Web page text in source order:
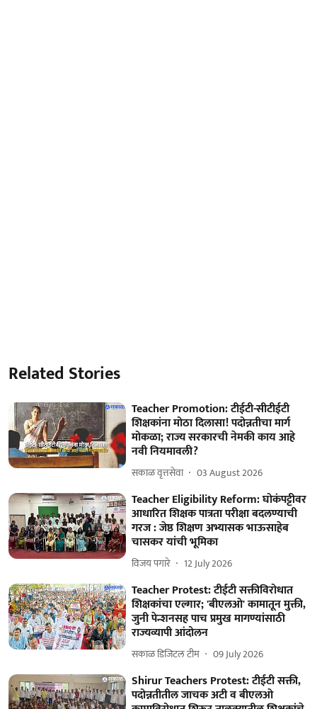
Related Stories
Teacher Promotion: टीईटी-सीटीईटी
शिक्षकांना मोठा दिलासा! पदोन्नतीचा मार्ग
मोकळा; राज्य सरकारची नेमकी काय आहे
नवी नियमावली?
सकाळ वृत्तसेवा 03 August 2026
Teacher Eligibility Reform: घोकंपट्टीवर
आधारित शिक्षक पात्रता परीक्षा बदलण्याची
गरज : जेष्ठ शिक्षण अभ्यासक भाऊसाहेब
चासकर यांची भूमिका
विजय पगारे 12 July 2026
Teacher Protest: टीईटी सक्तीविरोधात
शिक्षकांचा एल्गार; 'बीएलओ' कामातून मुक्ती,
जुनी पेन्शनसह पाच प्रमुख मागण्यांसाठी
राज्यव्यापी आंदोलन
सकाळ डिजिटल टीम 09 July 2026
Shirur Teachers Protest: टीईटी सक्ती,
पदोन्नतीतील जाचक अटी व बीएलओ